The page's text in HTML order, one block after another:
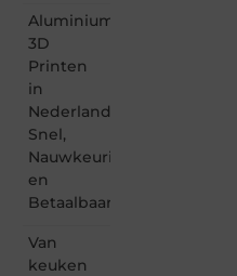
Aluminium
3D
Printen
in
Nederland:
Snel,
Nauwkeurig
en
Betaalbaar
Van
keuken